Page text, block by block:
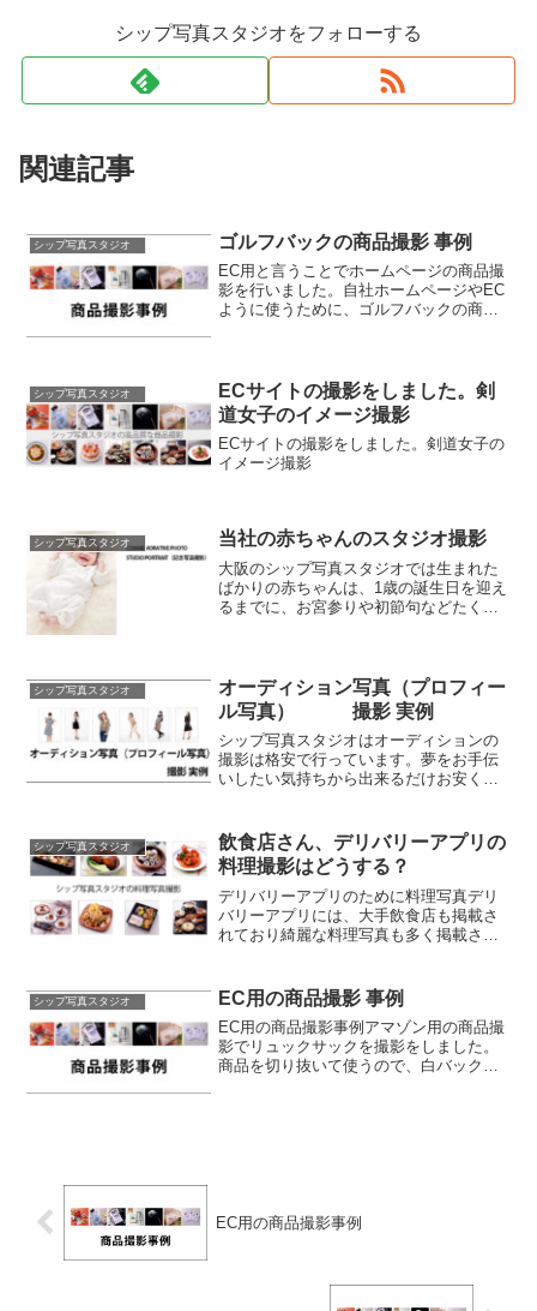
シップ写真スタジオをフォローする
関連記事
シップ写真スタジオ ゴルフバックの商品撮影 事例
EC用と言うことでホームページの商品撮
影を行いました。自社ホームページやEC
ように使うために、ゴルフバックの商品
シップ写真スタジオ
ECサイトの撮影をしました。剣
道女子のイメージ撮影
ECサイトの撮影をしました。剣道女子の
イメージ撮影
シップ写真スタジオ 当社の赤ちゃんのスタジオ撮影
大阪のシップ写真スタジオでは生まれた
ばかりの赤ちゃんは、1歳の誕生日を迎え
るまでに、お宮参りや初節句などたくさ
成長を残すことに力を入れております。
シップ写真スタジオ
オーディション写真（プロフィー
ル写真） 撮影 実例
シップ写真スタジオはオーディションの
撮影は格安で行っています。夢をお手伝
いしたい気持ちから出来るだけお安くオ
て
シップ写真スタジオ
飲食店さん、デリバリーアプリの
料理撮影はどうする？
デリバリーアプリのために料理写真デリ
バリーアプリには、大手飲食店も掲載さ
れており綺麗な料理写真も多く掲載され
シップ写真スタジオ EC用の商品撮影 事例
EC用の商品撮影事例アマゾン用の商品撮
影でリュックサックを撮影をしました。
商品を切り抜いて使うので、白バックで
EC用の商品撮影事例